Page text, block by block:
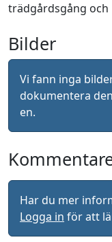
trädgårdsgång och
Bilder
Vi fann inga
dokumentera
en.
Har du mer
Logga in för att